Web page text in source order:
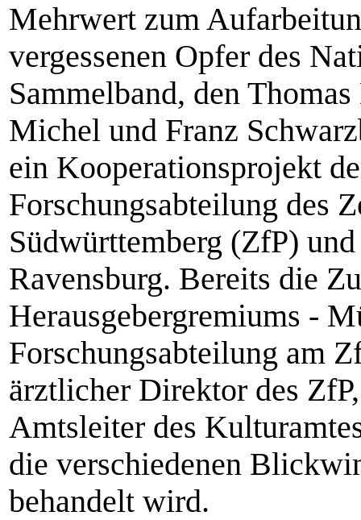
Mehrwert zum
vergessenen Opfer des
Sammelband, den
Michel und Franz
ein Kooperationsprojekt
Forschungsabteilung des
Südwürttemberg (ZfP)
Ravensburg. Bereits die
Herausgebergremiums -
Forschungsabteilung am
ärztlicher Direktor des
Amtsleiter des
die verschiedenen
behandelt wird.